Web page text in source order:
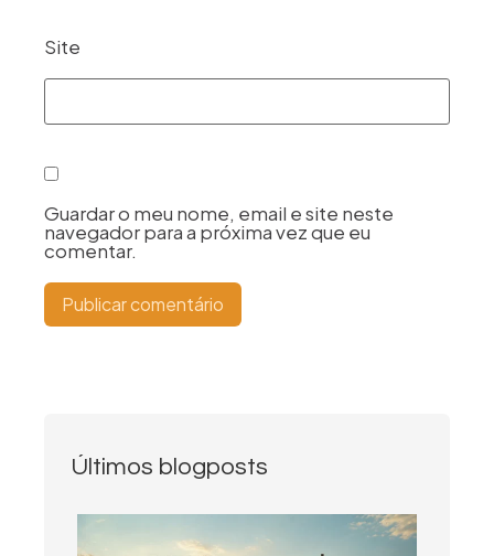
Site
Guardar o meu nome, email e site neste
navegador para a próxima vez que eu
comentar.
Últimos blogposts